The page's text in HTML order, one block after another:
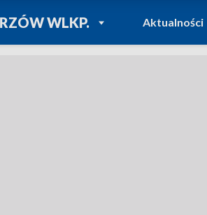
WLKP.
POWRÓT DO
TVP REGIONY
Aktualności